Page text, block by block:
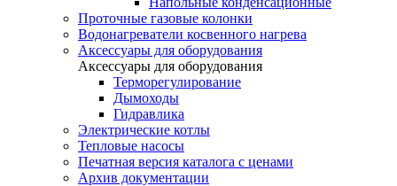
Проточные газовые колонки
Водонагреватели косвенного нагрева
Аксессуары для оборудования
Аксессуары для оборудования
Терморегулирование
Дымоходы
Гидравлика
Электрические котлы
Тепловые насосы
Печатная версия каталога с ценами
Архив документации